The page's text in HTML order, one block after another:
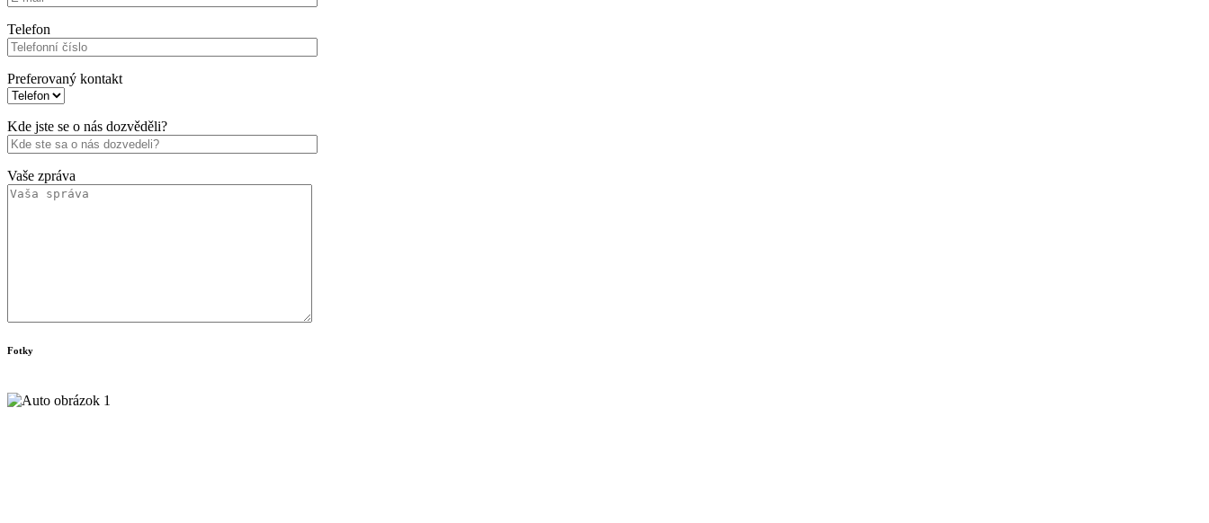
Telefon
Preferovaný kontakt
Kde jste se o nás dozvěděli?
Vaše zpráva
Fotky